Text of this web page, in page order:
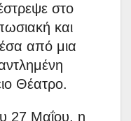
στο
και
από μια
Θέατρο.
27 Μαΐου, η